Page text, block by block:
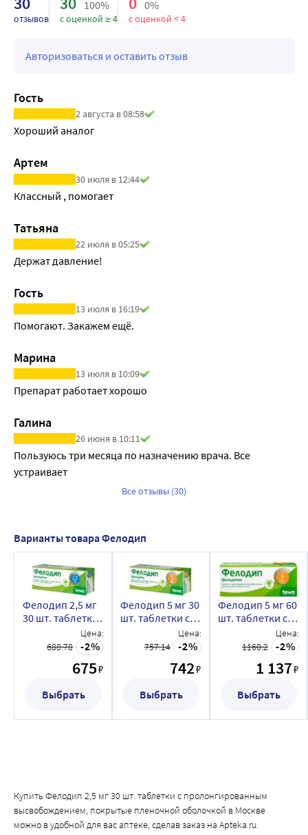
выводится менее 0,5% принятой дозы. Фелодипин
отзывов
100%
с оценкой ≥ 4
0%
с оценкой < 4
Авторизоваться и оставить отзыв
Гость
2 августа в 08:58
Хороший аналог
Артем
30 июля в 12:44
Классный , помогает
Татьяна
22 июля в 05:25
Держат давление!
Гость
13 июля в 16:19
Помогают. Закажем ещё.
Марина
13 июля в 10:09
Препарат работает хорошо
Галина
26 июня в 10:11
Пользуюсь три месяца по назначению врача. Все
устраивает
Все отзывы (30)
Варианты товара Фелодип
Фелодип 2,5 мг
30 шт. таблетки
пролонгированным
высвобождением,
оболочкой
Цена:
688.78
2
675₽
Выбрать
Фелодип 5 мг 30
шт. таблетки с
пролонгированным
высвобождением,
пленочной
Цена:
757.14
2
742₽
Выбрать
Фелодип 5 мг 60
шт. таблетки с
высвобождением,
пленочной
Цена:
1160.2
2
1 137₽
Выбрать
Купить Фелодип 2,5 мг 30 шт. таблетки с пролонгированным
высвобождением, покрытые пленочной оболочкой в Москве
можно в удобной для вас аптеке, сделав заказ на Apteka.ru.